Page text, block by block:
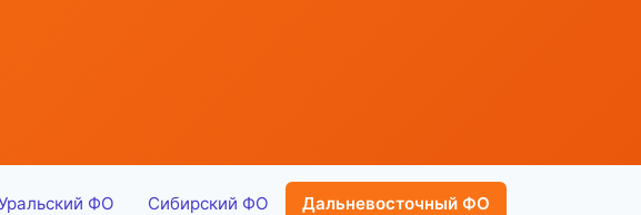
ФО Сибирский ФО Дальневосточный ФО